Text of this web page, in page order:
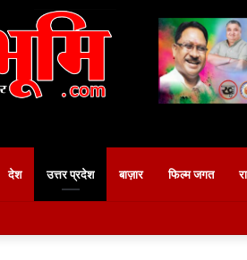
देश उत्तर प्रदेश बाज़ार फिल्म जगत